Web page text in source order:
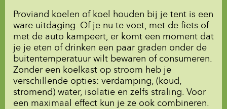
Proviand koelen of koel houden bij je tent is een
ware uitdaging. Of je nu te voet, met de fiets of
met de auto kampeert, er komt een moment dat
je je eten of drinken een paar graden onder de
buitentemperatuur wilt bewaren of consumeren.
Zonder een koelkast op stroom heb je
verschillende opties: verdamping, (koud,
stromend) water, isolatie en zelfs straling. Voor
een maximaal effect kun je ze ook combineren.